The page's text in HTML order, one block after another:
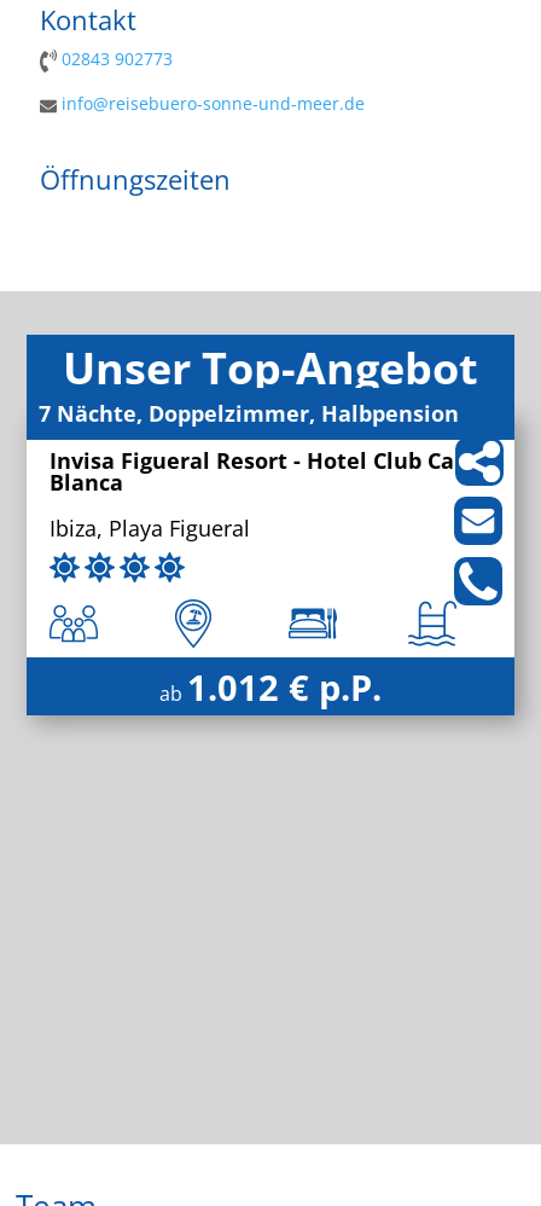
Kontakt
02843 902773
info@reisebuero-sonne-und-meer.de
Öffnungszeiten
Unser Top-Angebot
7 Nächte, Doppelzimmer, Halbpension
Invisa Figueral Resort - Hotel Club Cala
Blanca
Ibiza, Playa Figueral
ab 1.012 € p.P.